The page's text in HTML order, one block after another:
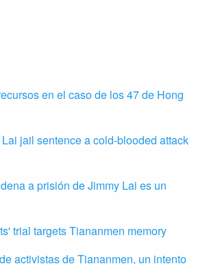
en el caso de los 47 de Hong
jail sentence a cold-blooded attack
a prisión de Jimmy Lai es un
trial targets Tiananmen memory
activistas de Tiananmen, un intento